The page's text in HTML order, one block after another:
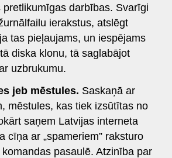
pretlikumīgas darbības. Svarīgi
ierakstus, atslēgt
tas pieļaujams, un iespējams
diska klonu, tā saglabājot
uzbrukumu.
jeb mēstules. Saskaņā ar
mēstules, kas tiek izsūtītas no
saņem Latvijas interneta
cīņa ar „spameriem” raksturo
pasaulē. Atzinība par